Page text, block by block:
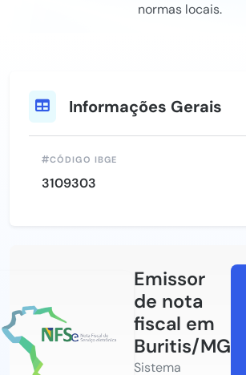
normas locais.
Informações Gerais
CÓDIGO IBGE
3109303
Emissor
de nota
fiscal em
Buritis/MG
Sistema